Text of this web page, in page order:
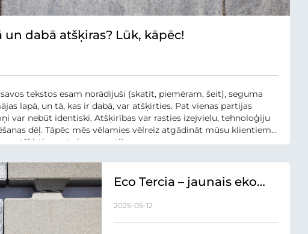
un dabā atšķiras? Lūk, kāpēc!
savos tekstos esam norādījuši (skatīt, piemēram, šeit), seguma
lapā, un tā, kas ir dabā, var atšķirties. Pat vienas partijas
var nebūt identiski. Atšķirības var rasties izejvielu, tehnoloģiju
dēļ. Tāpēc mēs vēlamies vēlreiz atgādināt mūsu klientiem:
atšķirties pat vienas partijas...
Eco Tercia – jaunais eko
2025-05-12